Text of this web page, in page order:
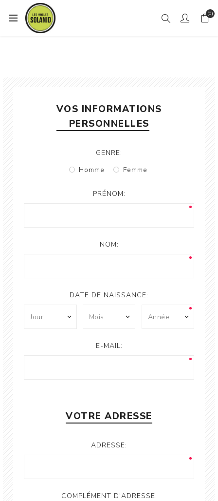
(0)
VOS INFORMATIONS
PERSONNELLES
GENRE:
Homme
Femme
PRÉNOM:
NOM:
DATE DE NAISSANCE:
E-MAIL:
VOTRE ADRESSE
ADRESSE:
COMPLÉMENT D'ADRESSE: